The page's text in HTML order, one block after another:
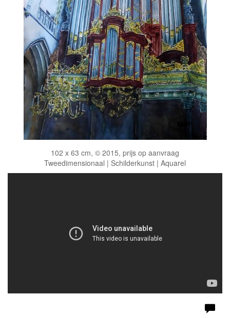
102 x 63 cm, © 2015, prijs op aanvraag
Tweedimensionaal | Schilderkunst | Aquarel